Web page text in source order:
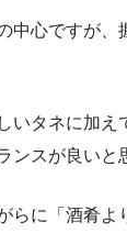
中心ですが、
いタネに加え
ンスが良いと
らに「酒肴よ